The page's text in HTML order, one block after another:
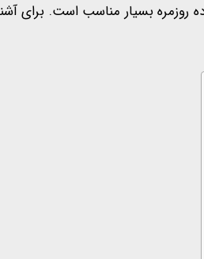
بسیار مناسب است. برای